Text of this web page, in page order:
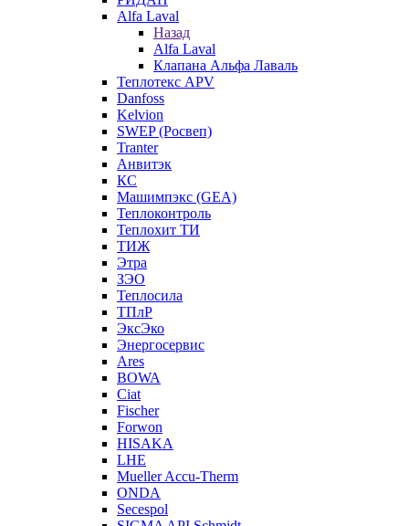
Alfa Laval
Назад
Alfa Laval
Клапана Альфа Лаваль
Теплотекс APV
Danfoss
Kelvion
SWEP (Росвеп)
Tranter
Анвитэк
КС
Машимпэкс (GEA)
Теплоконтроль
Теплохит ТИ
ТИЖ
Этра
ЗЭО
Теплосила
ТПлР
ЭксЭко
Энергосервис
Ares
BOWA
Ciat
Fischer
Forwon
HISAKA
LHE
Mueller Accu-Therm
ONDA
Secespol